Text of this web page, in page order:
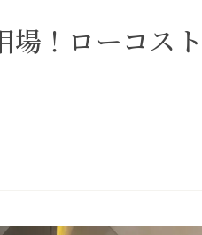
場！ローコス